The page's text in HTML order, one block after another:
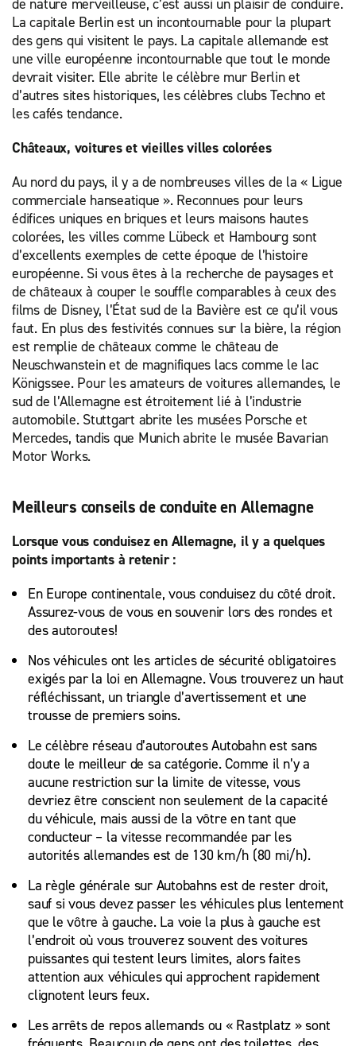
de voiture
pour aller
simple
faciles et
pratiques
dans la
plupart
succursales
dans plus
de 90 pays.
Choisissez
parmi une
vaste
sélection
de
véhicules,
y compris
des
modèles
économiques,
des
berlines,
des VUS,
des
et des
fourgonnettes.
d'ouverture
normales.
Après la
réservation
de votre
véhicule
appellerons
pourrez
organiser
votre prise
en charge
gratuite.
ouvert des
succursales
consacrées
à la
location à
long terme
porter une
attention
individuelle
à nos
clients.
Dites-nous
quand et
où vous
devez
louer un
véhicule,
et nous
nous
occuperons
du reste.
La capitale Berlin est un incontournable pour la plupart
des gens qui visitent le pays. La capitale allemande est
une ville européenne incontournable que tout le monde
devrait visiter. Elle abrite le célèbre mur Berlin et
d’autres sites historiques, les célèbres clubs Techno et
les cafés tendance.
Châteaux, voitures et vieilles villes colorées
Au nord du pays, il y a de nombreuses villes de la « Ligue
commerciale hanseatique ». Reconnues pour leurs
édifices uniques en briques et leurs maisons hautes
colorées, les villes comme Lübeck et Hambourg sont
d’excellents exemples de cette époque de l’histoire
européenne. Si vous êtes à la recherche de paysages et
de châteaux à couper le souffle comparables à ceux des
films de Disney, l’État sud de la Bavière est ce qu’il vous
faut. En plus des festivités connues sur la bière, la région
est remplie de châteaux comme le château de
Neuschwanstein et de magnifiques lacs comme le lac
Königssee. Pour les amateurs de voitures allemandes, le
sud de l’Allemagne est étroitement lié à l’industrie
automobile. Stuttgart abrite les musées Porsche et
Mercedes, tandis que Munich abrite le musée Bavarian
Motor Works.
Meilleurs conseils de conduite en Allemagne
Lorsque vous conduisez en Allemagne, il y a quelques
points importants à retenir :
En Europe continentale, vous conduisez du côté droit.
Assurez-vous de vous en souvenir lors des rondes et
des autoroutes!
Nos véhicules ont les articles de sécurité obligatoires
exigés par la loi en Allemagne. Vous trouverez un haut
réfléchissant, un triangle d’avertissement et une
trousse de premiers soins.
Le célèbre réseau d’autoroutes Autobahn est sans
doute le meilleur de sa catégorie. Comme il n’y a
aucune restriction sur la limite de vitesse, vous
devriez être conscient non seulement de la capacité
du véhicule, mais aussi de la vôtre en tant que
conducteur – la vitesse recommandée par les
autorités allemandes est de 130 km/h (80 mi/h).
La règle générale sur Autobahns est de rester droit,
sauf si vous devez passer les véhicules plus lentement
que le vôtre à gauche. La voie la plus à gauche est
l’endroit où vous trouverez souvent des voitures
puissantes qui testent leurs limites, alors faites
attention aux véhicules qui approchent rapidement
clignotent leurs feux.
Les arrêts de repos allemands ou « Rastplatz » sont